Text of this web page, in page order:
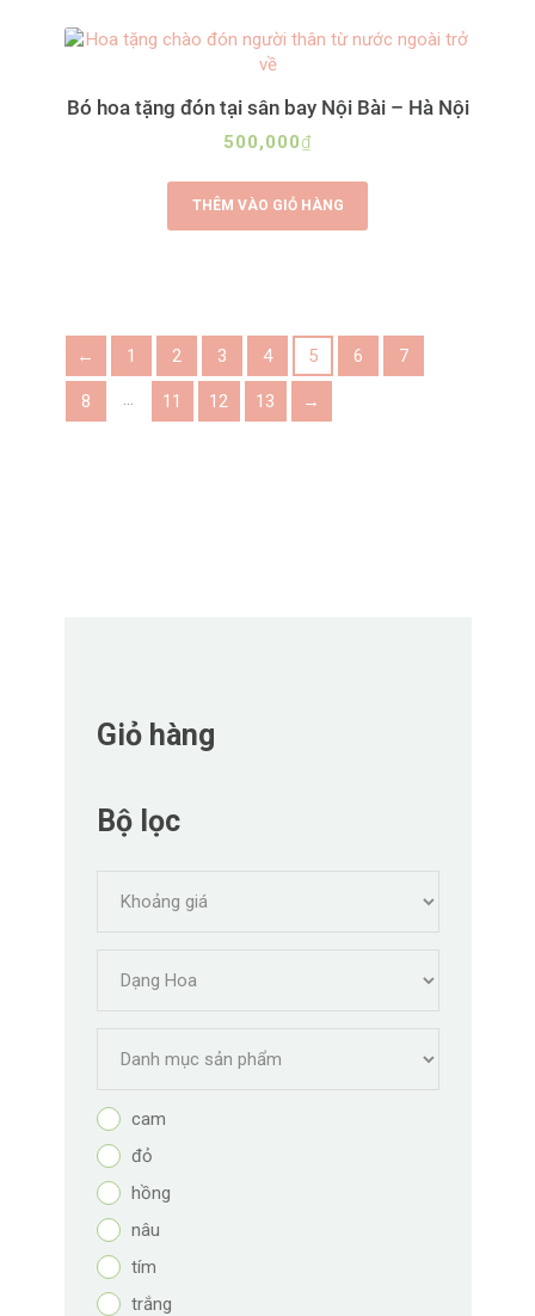
Bó hoa tặng đón tại sân bay Nội Bài – Hà Nội
500,000₫
THÊM VÀO GIỎ HÀNG
← 1 2 3 4 5 6 7
8 … 11 12 13 →
Giỏ hàng
Bộ lọc
cam
đỏ
hồng
nâu
tím
trắng